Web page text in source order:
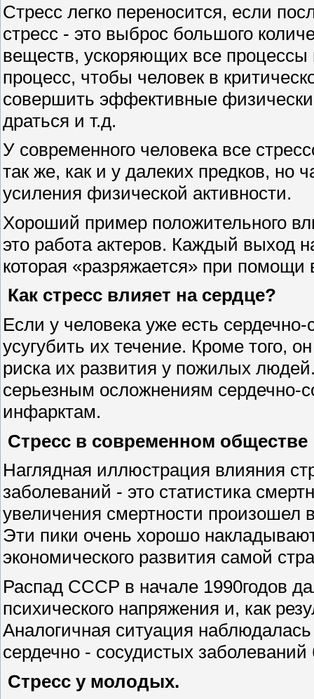
Стресс легко переносится, если
стресс - это выброс большого
веществ, ускоряющих все процессы
процесс, чтобы человек в
совершить эффективные
драться и т.д.
У современного человека все
так же, как и у далеких предков, но
усиления физической активности.
Хороший пример положительного
это работа актеров. Каждый выход
которая «разряжается» при
Как стресс влияет на сердце?
Если у человека уже есть
усугубить их течение. Кроме того,
риска их развития у пожилых
серьезным осложнениям сердечно-
инфарктам.
Стресс в современном обществе
Наглядная иллюстрация влияния
заболеваний - это статистика
увеличения смертности произошел
Эти пики очень хорошо
экономического развития самой
Распад СССР в начале 1990годов
психического напряжения и, как
Аналогичная ситуация
сердечно - сосудистых
Стресс у молодых.